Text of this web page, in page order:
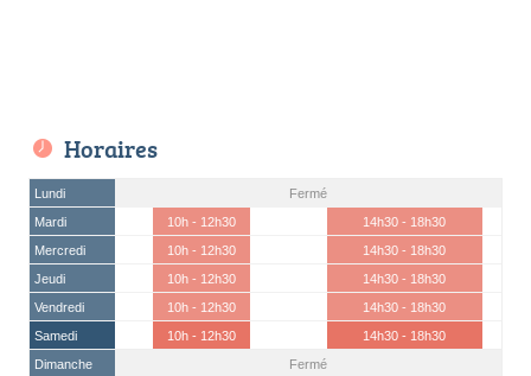
Horaires
Lundi
Fermé
Mardi
10h - 12h30
14h30 - 18h30
Mercredi
10h - 12h30
14h30 - 18h30
Jeudi
10h - 12h30
14h30 - 18h30
Vendredi
10h - 12h30
14h30 - 18h30
Samedi
10h - 12h30
14h30 - 18h30
Dimanche
Fermé